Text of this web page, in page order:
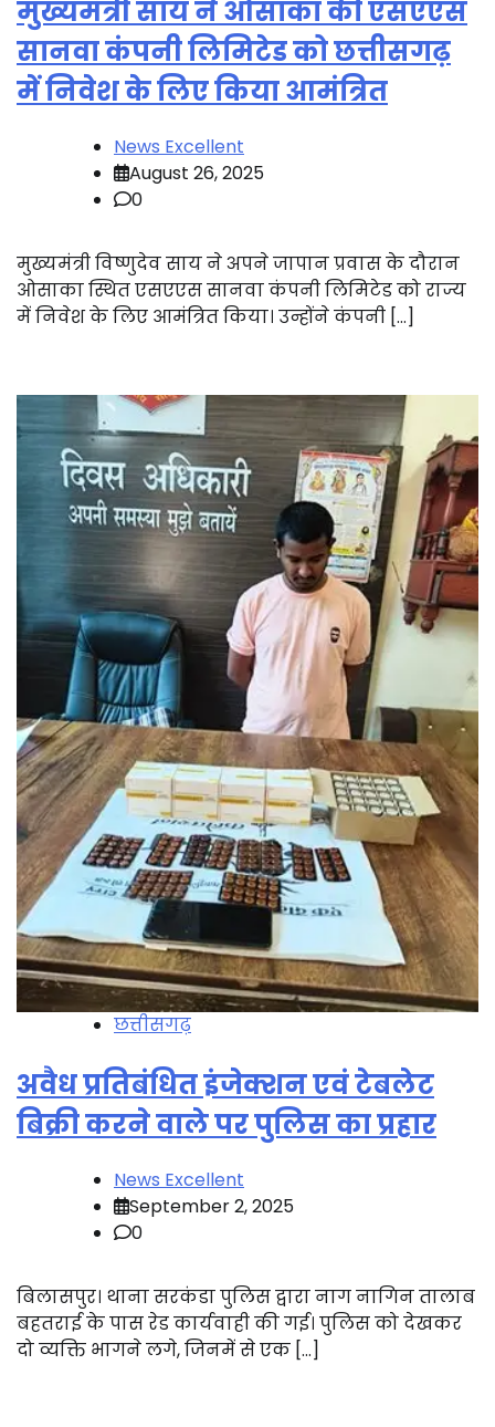
मुख्यमंत्री साय ने ओसाका की एसएएस
सानवा कंपनी लिमिटेड को छत्तीसगढ़
में निवेश के लिए किया आमंत्रित
News Excellent
August 26, 2025
0
मुख्यमंत्री विष्णुदेव साय ने अपने जापान प्रवास के दौरान
ओसाका स्थित एसएएस सानवा कंपनी लिमिटेड को राज्य
में निवेश के लिए आमंत्रित किया। उन्होंने कंपनी […]
छत्तीसगढ़
अवैध प्रतिबंधित इंजेक्शन एवं टेबलेट
बिक्री करने वाले पर पुलिस का प्रहार
News Excellent
September 2, 2025
0
बिलासपुर। थाना सरकंडा पुलिस द्वारा नाग नागिन तालाब
बहतराई के पास रेड कार्यवाही की गई। पुलिस को देखकर
दो व्यक्ति भागने लगे, जिनमें से एक […]